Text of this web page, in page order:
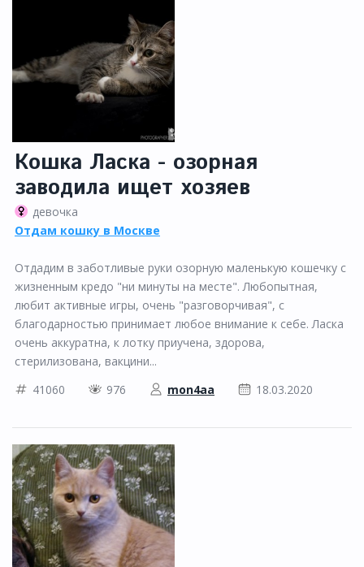
Кошка Ласка - озорная
заводила ищет хозяев
девочка
Отдам кошку в Москве
Отдадим в заботливые руки озорную маленькую кошечку с
жизненным кредо "ни минуты на месте". Любопытная,
любит активные игры, очень "разговорчивая", с
благодарностью принимает любое внимание к себе. Ласка
очень аккуратна, к лотку приучена, здорова,
стерилизована, вакцини...
41060
976 mon4aa 18.03.2020